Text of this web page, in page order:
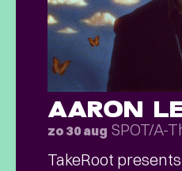
AARON
zo 30 aug SPOT/A-
TakeRoot